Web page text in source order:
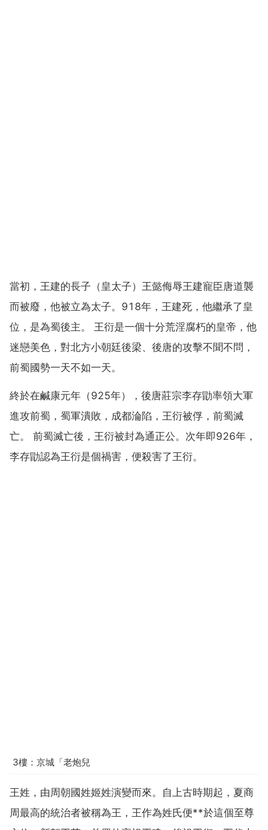
當初，王建的長子（皇太子）王懿侮辱王建寵臣唐道襲
而被廢，他被立為太子。918年，王建死，他繼承了皇
位，是為蜀後主。 王衍是一個十分荒淫腐朽的皇帝，他
迷戀美色，對北方小朝廷後梁、後唐的攻擊不聞不問，
前蜀國勢一天不如一天。
終於在鹹康元年（925年），後唐莊宗李存勖率領大軍
進攻前蜀，蜀軍潰敗，成都淪陷，王衍被俘，前蜀滅
亡。 前蜀滅亡後，王衍被封為通正公。次年即926年，
李存勖認為王衍是個禍害，便殺害了王衍。
3樓：京城「老炮兒
王姓，由周朝國姓姬姓演變而來。自上古時期起，夏商
周最高的統治者被稱為王，王作為姓氏便**於這個至尊